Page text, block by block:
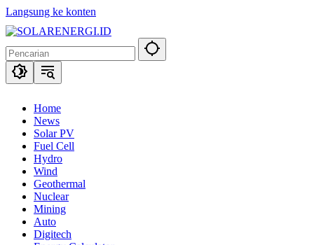
Langsung ke konten
Home
News
Solar PV
Fuel Cell
Hydro
Wind
Geothermal
Nuclear
Mining
Auto
Digitech